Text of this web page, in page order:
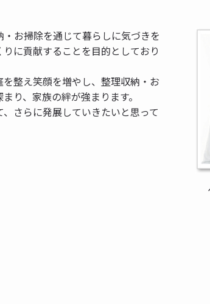
お掃除を通じて暮らしに気づきを
に貢献することを目的としており
整え笑顔を増やし、整理収納・お
り、家族の絆が強まります。
さらに発展していきたいと思って